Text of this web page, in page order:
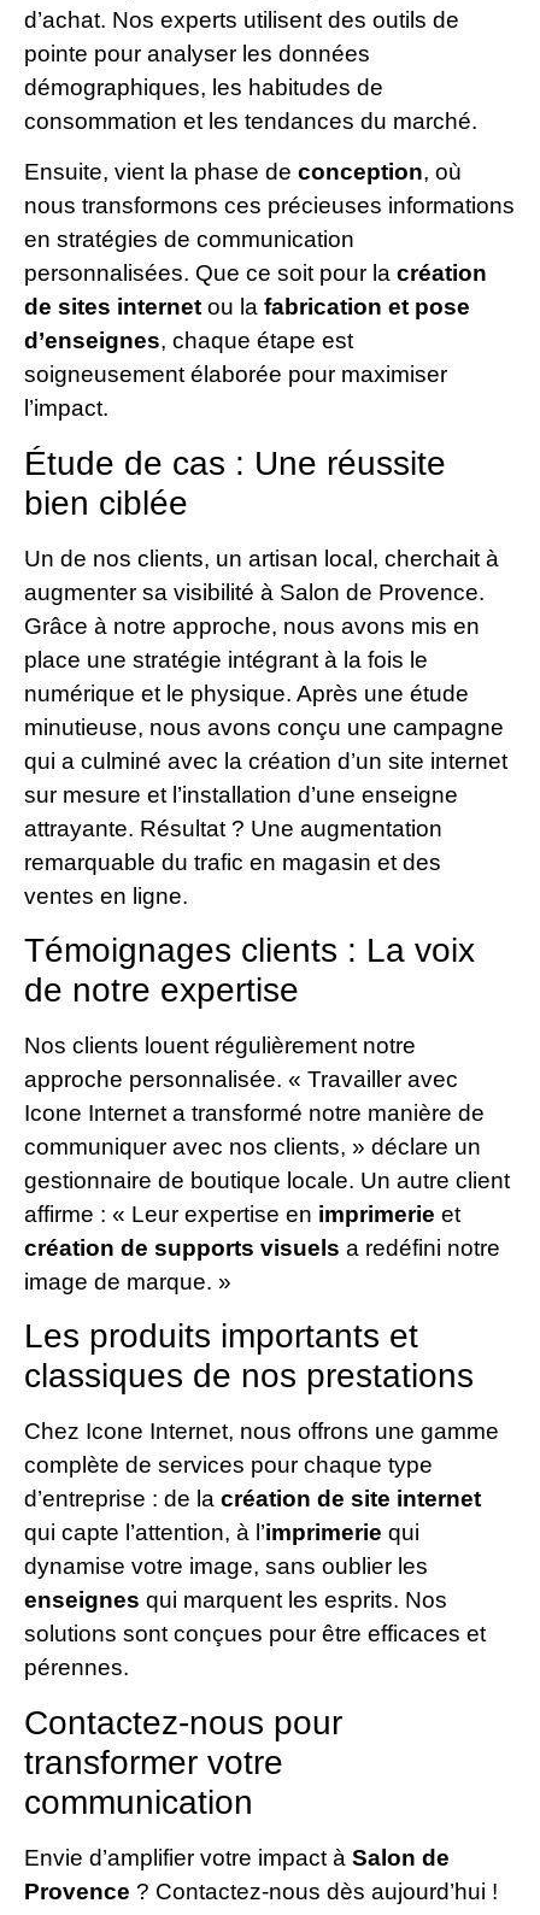
d’achat. Nos experts utilisent des outils de
pointe pour analyser les données
démographiques, les habitudes de
consommation et les tendances du marché.
Ensuite, vient la phase de conception, où
nous transformons ces précieuses informations
en stratégies de communication
personnalisées. Que ce soit pour la création
de sites internet ou la fabrication et pose
d’enseignes, chaque étape est
soigneusement élaborée pour maximiser
l’impact.
Étude de cas : Une réussite
bien ciblée
Un de nos clients, un artisan local, cherchait à
augmenter sa visibilité à Salon de Provence.
Grâce à notre approche, nous avons mis en
place une stratégie intégrant à la fois le
numérique et le physique. Après une étude
minutieuse, nous avons conçu une campagne
qui a culminé avec la création d’un site internet
sur mesure et l’installation d’une enseigne
attrayante. Résultat ? Une augmentation
remarquable du trafic en magasin et des
ventes en ligne.
Témoignages clients : La voix
de notre expertise
Nos clients louent régulièrement notre
approche personnalisée. « Travailler avec
Icone Internet a transformé notre manière de
communiquer avec nos clients, » déclare un
gestionnaire de boutique locale. Un autre client
affirme : « Leur expertise en imprimerie et
création de supports visuels a redéfini notre
image de marque. »
Les produits importants et
classiques de nos prestations
Chez Icone Internet, nous offrons une gamme
complète de services pour chaque type
d’entreprise : de la création de site internet
qui capte l’attention, à l’imprimerie qui
dynamise votre image, sans oublier les
enseignes qui marquent les esprits. Nos
solutions sont conçues pour être efficaces et
pérennes.
Contactez-nous pour
transformer votre
communication
Envie d’amplifier votre impact à Salon de
Provence ? Contactez-nous dès aujourd’hui !